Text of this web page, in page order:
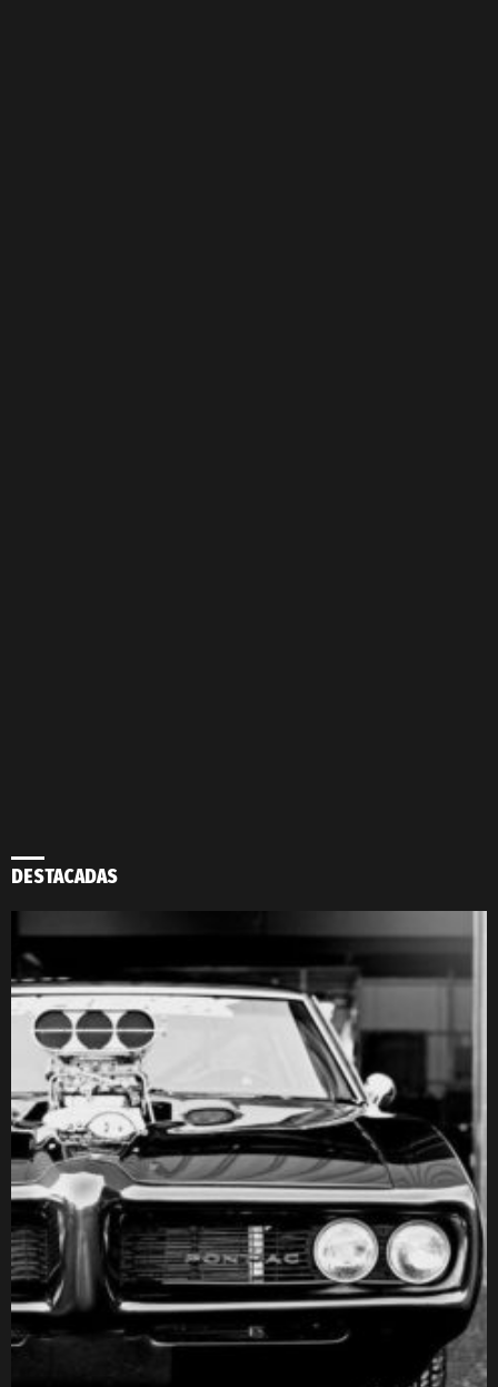
DESTACADAS